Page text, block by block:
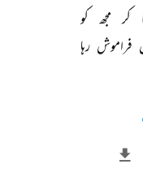
کر مجھ
کو
فراموش رہا